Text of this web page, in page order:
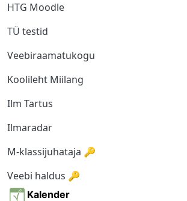
HTG Moodle
TÜ testid
Veebiraamatukogu
Koolileht Miilang
Ilm Tartus
Ilmaradar
M-klassijuhataja 🔑
Veebi haldus 🔑
Kalender